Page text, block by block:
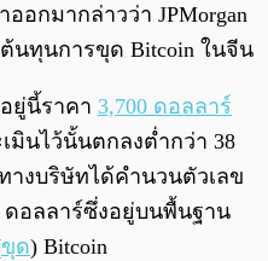
อกมากล่าวว่า JPMorgan
นทุนการขุด Bitcoin ในจีน
ยู่นี้ราคา 3,700 ดอลลาร์
มินไว้นั้นตกลงต่ำกว่า 38
างบริษัทได้คำนวนตัวเลข
ดอลลาร์ซึ่งอยู่บนพื้นฐาน
ขุด) Bitcoin